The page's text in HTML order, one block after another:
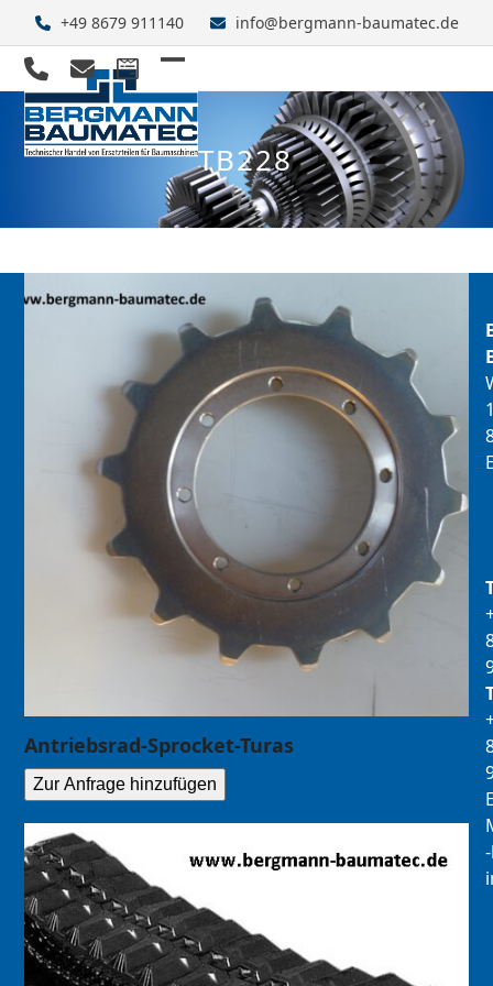
content
+49 8679 911140 info@bergmann-baumatec.de
Open
mobile
menu
Close
mobile
menuTB228
Antriebsrad-Sprocket-Turas
Zur Anfrage hinzufügen